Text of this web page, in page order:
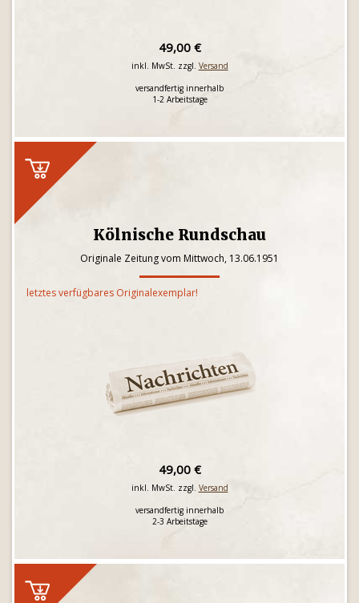
49,00 €
inkl. MwSt. zzgl. Versand
versandfertig innerhalb
1-2 Arbeitstage
Kölnische Rundschau
Originale Zeitung vom Mittwoch, 13.06.1951
letztes verfügbares Originalexemplar!
49,00 €
inkl. MwSt. zzgl. Versand
versandfertig innerhalb
2-3 Arbeitstage